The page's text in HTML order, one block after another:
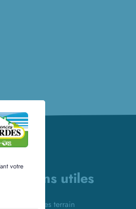
Liens utiles
Alertes terrain